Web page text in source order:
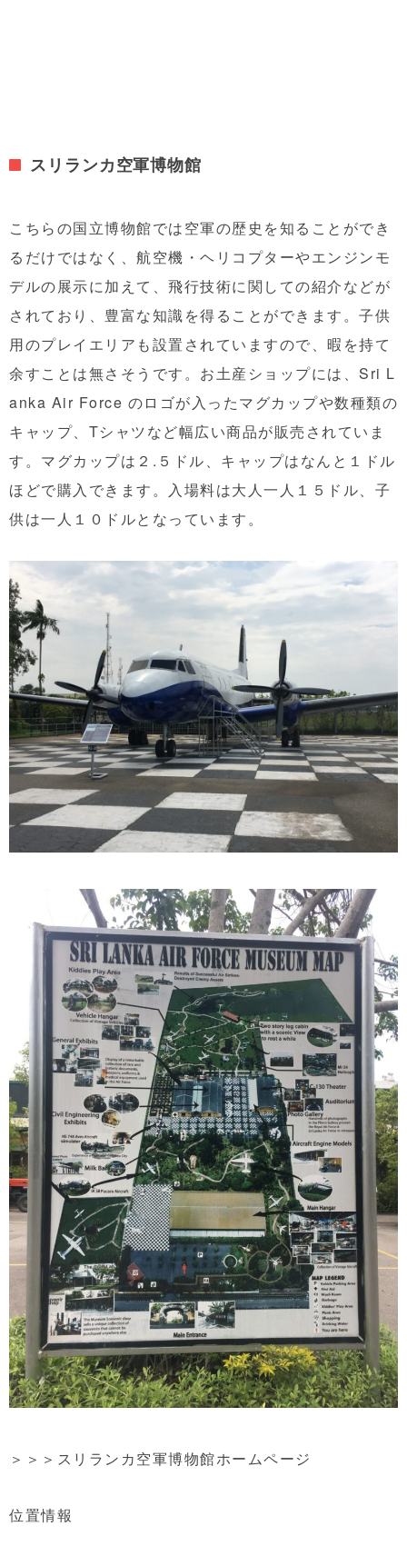
スリランカ空軍博物館
こちらの国立博物館では空軍の歴史を知ることができ
るだけではなく、航空機・ヘリコプターやエンジンモ
デルの展示に加えて、飛行技術に関しての紹介などが
されており、豊富な知識を得ることができます。子供
用のプレイエリアも設置されていますので、暇を持て
余すことは無さそうです。お土産ショップには、Sri L
anka Air Force のロゴが入ったマグカップや数種類の
キャップ、Tシャツなど幅広い商品が販売されていま
す。マグカップは２.５ドル、キャップはなんと１ドル
ほどで購入できます。入場料は大人一人１５ドル、子
供は一人１０ドルとなっています。
＞＞＞ スリランカ空軍博物館ホームページ
位置情報